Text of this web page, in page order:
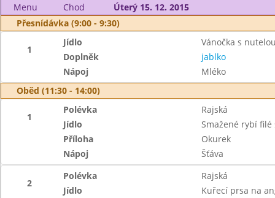
Menu
Chod
Úterý 15. 12. 2015
Přesnídávka (9:00 - 9:30)
1
Jídlo
Vánočka s
Doplněk
jablko
Nápoj
Mléko
Oběd (11:30 - 14:00)
1
Polévka
Rajská
Jídlo
Smažené rybí
Příloha
Okurek
Nápoj
Šťáva
2
Polévka
Rajská
Jídlo
Kuřecí prsa na